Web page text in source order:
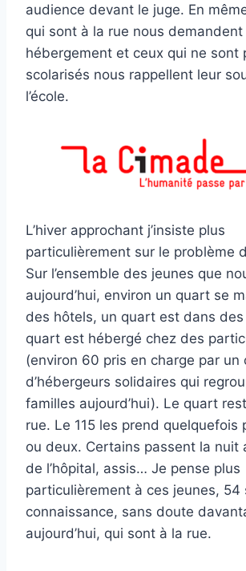
audience devant le juge. En
qui sont à la rue nous demandent
hébergement et ceux qui ne sont
scolarisés nous rappellent leur
l’école.
L’hiver approchant j’insiste plus
particulièrement sur le problème
Sur l’ensemble des jeunes que
aujourd’hui, environ un quart se
des hôtels, un quart est dans
quart est hébergé chez des
(environ 60 pris en charge par un
d’hébergeurs solidaires qui
familles aujourd’hui). Le quart
rue. Le 115 les prend quelquefois
ou deux. Certains passent la nuit
de l’hôpital, assis… Je pense plus
particulièrement à ces jeunes, 54
connaissance, sans doute
aujourd’hui, qui sont à la rue.